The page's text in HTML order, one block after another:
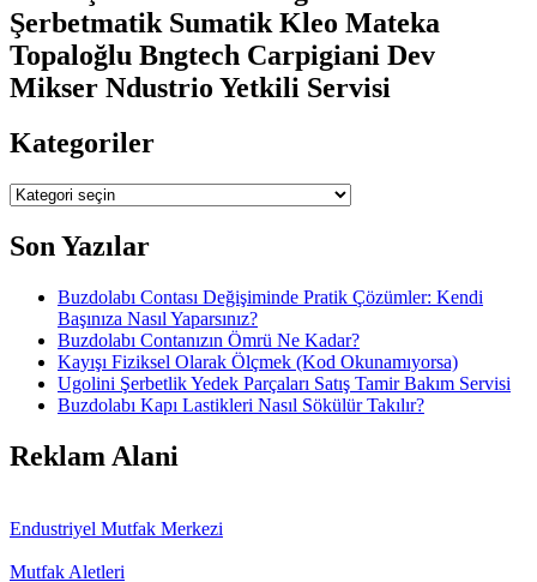
Şerbetmatik Sumatik Kleo Mateka
Topaloğlu Bngtech Carpigiani Dev
Mikser Ndustrio Yetkili Servisi
Kategoriler
Kategoriler
Son Yazılar
Buzdolabı Contası Değişiminde Pratik Çözümler: Kendi
Başınıza Nasıl Yaparsınız?
Buzdolabı Contanızın Ömrü Ne Kadar?
Kayışı Fiziksel Olarak Ölçmek (Kod Okunamıyorsa)
Ugolini Şerbetlik Yedek Parçaları Satış Tamir Bakım Servisi
Buzdolabı Kapı Lastikleri Nasıl Sökülür Takılır?
Reklam Alani
Endustriyel Mutfak Merkezi
Mutfak Aletleri